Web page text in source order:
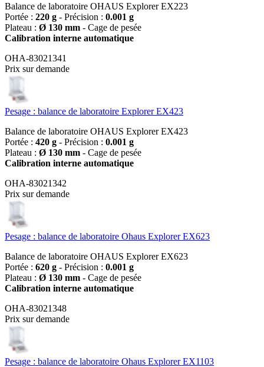
Balance de laboratoire OHAUS Explorer EX223
Portée : 220 g - Précision : 0.001 g
Plateau : Ø 130 mm - Cage de pesée
Calibration interne automatique
OHA-83021341
Prix sur demande
Pesage : balance de laboratoire Explorer EX423
Balance de laboratoire OHAUS Explorer EX423
Portée : 420 g - Précision : 0.001 g
Plateau : Ø 130 mm - Cage de pesée
Calibration interne automatique
OHA-83021342
Prix sur demande
Pesage : balance de laboratoire Ohaus Explorer EX623
Balance de laboratoire OHAUS Explorer EX623
Portée : 620 g - Précision : 0.001 g
Plateau : Ø 130 mm - Cage de pesée
Calibration interne automatique
OHA-83021348
Prix sur demande
Pesage : balance de laboratoire Ohaus Explorer EX1103